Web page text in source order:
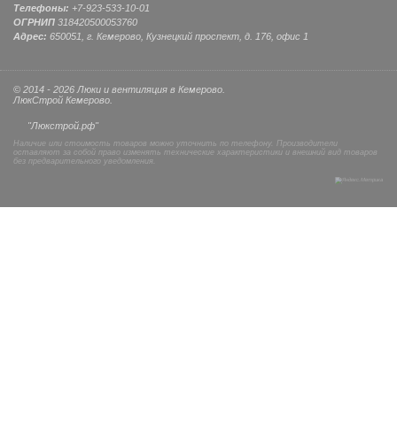
Телефоны: +7-923-533-10-01
ОГРНИП 318420500053760
Адрес: 650051, г. Кемерово, Кузнецкий проспект, д. 176, офис 1
© 2014 - 2026 Люки и вентиляция в Кемерово.
ЛюкСтрой Кемерово.
"Люкстрой.рф"
Наличие или стоимость товаров можно уточнить по телефону. Производители
оставляют за собой право изменять технические характеристики и внешний вид товаров
без предварительного уведомления.